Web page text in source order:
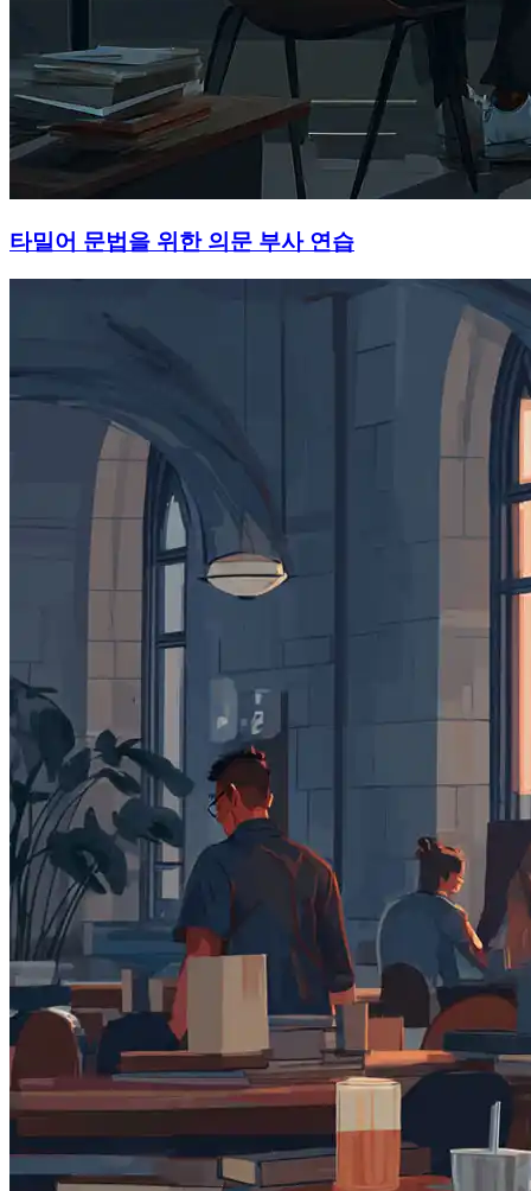
타밀어 문법을 위한 의문 부사 연습